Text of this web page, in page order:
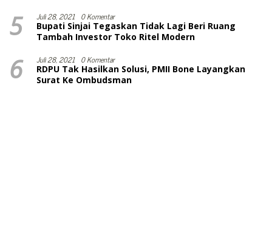
5 Juli 28, 2021 0 Komentar
Bupati Sinjai Tegaskan Tidak Lagi Beri Ruang
Tambah Investor Toko Ritel Modern
6 Juli 28, 2021 0 Komentar
RDPU Tak Hasilkan Solusi, PMII Bone Layangkan
Surat Ke Ombudsman